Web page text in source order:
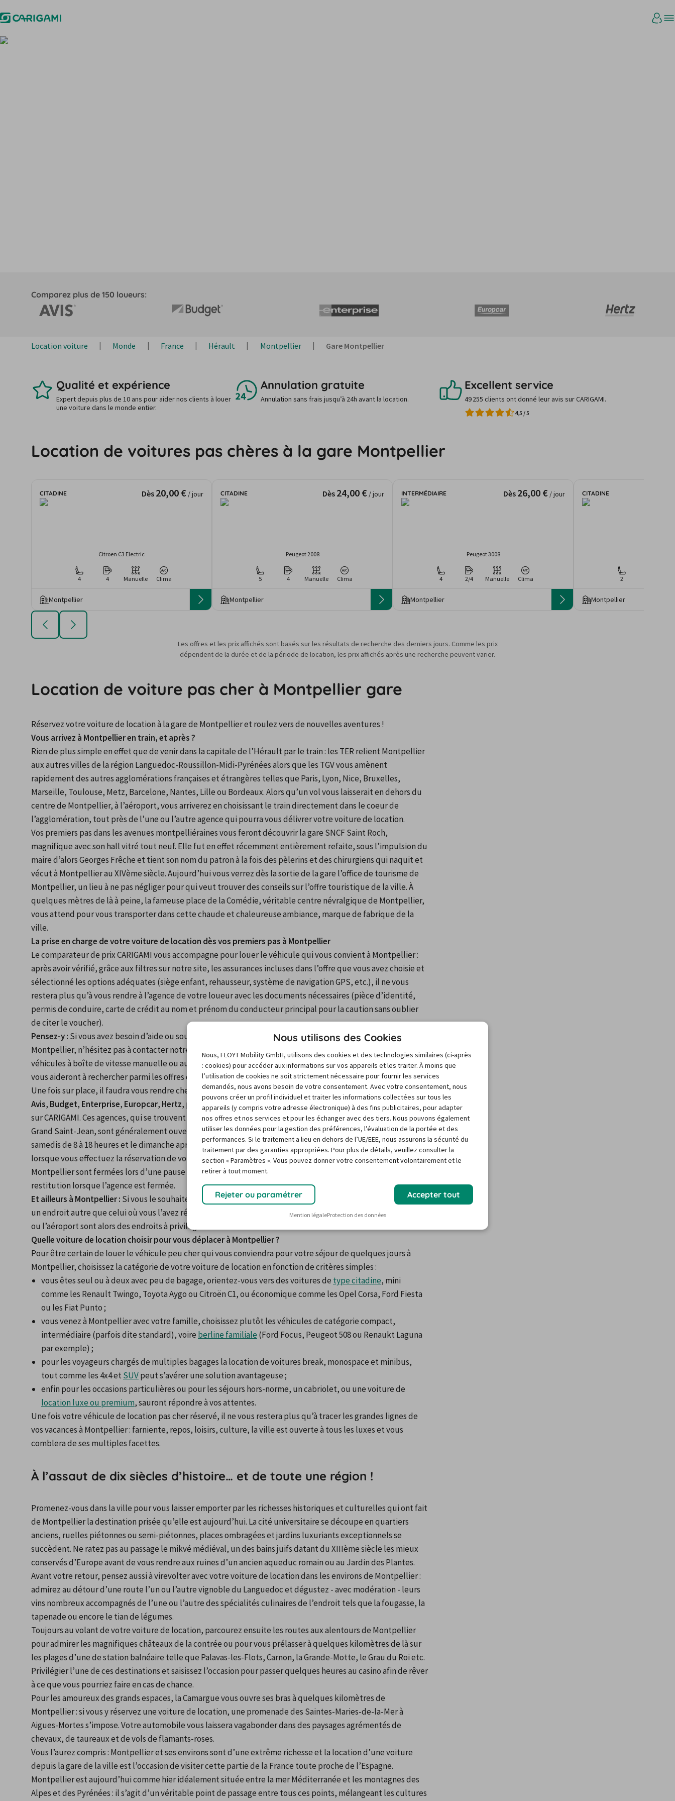
Comparez plus de 150 loueurs:
Location voiture Monde France Hérault Montpellier Gare Montpellier
Qualité et expérience
Expert depuis plus de 10 ans pour aider nos clients à louer
une voiture dans le monde entier.
Annulation gratuite
Annulation sans frais jusqu’à 24h avant la location.
Excellent service
49 255 clients ont donné leur avis sur CARIGAMI.
4,5 /5
Location de voitures pas chères à la gare Montpellier
CITADINE Dès 20,00 € / jour
Citroen C3 Electric
4 4 Manuelle Clima
Montpellier
CITADINE Dès 24,00 € / jour
Peugeot 2008
5 4 Manuelle Clima
Montpellier
INTERMÉDIAIRE Dès 26,00 € / jour
Peugeot 3008
4 2/4 Manuelle Clima
Montpellier
CITADINE
2
Montpellier
Les offres et les prix affichés sont basés sur les résultats de recherche des derniers jours. Comme les prix
dépendent de la durée et de la période de location, les prix affichés après une recherche peuvent varier.
Location de voiture pas cher à Montpellier gare
Réservez votre voiture de location à la gare de Montpellier et roulez vers de nouvelles aventures !
Vous arrivez à Montpellier en train, et après ?
Rien de plus simple en effet que de venir dans la capitale de l’Hérault par le train : les TER relient Montpellier
aux autres villes de la région Languedoc-Roussillon-Midi-Pyrénées alors que les TGV vous amènent
rapidement des autres agglomérations françaises et étrangères telles que Paris, Lyon, Nice, Bruxelles,
Marseille, Toulouse, Metz, Barcelone, Nantes, Lille ou Bordeaux. Alors qu’un vol vous laisserait en dehors du
centre de Montpellier, à l’aéroport, vous arriverez en choisissant le train directement dans le coeur de
l’agglomération, tout près de l’une ou l’autre agence qui pourra vous délivrer votre voiture de location.
Vos premiers pas dans les avenues montpelliéraines vous feront découvrir la gare SNCF Saint Roch,
magnifique avec son hall vitré tout neuf. Elle fut en effet récemment entièrement refaite, sous l’impulsion du
maire d’alors Georges Frêche et tient son nom du patron à la fois des pèlerins et des chirurgiens qui naquit et
vécut à Montpellier au XIVème siècle. Aujourd’hui vous verrez dès la sortie de la gare l’office de tourisme de
Montpellier, un lieu à ne pas négliger pour qui veut trouver des conseils sur l’offre touristique de la ville. À
quelques mètres de là à peine, la fameuse place de la Comédie, véritable centre névralgique de Montpellier,
vous attend pour vous transporter dans cette chaude et chaleureuse ambiance, marque de fabrique de la
ville.
La prise en charge de votre voiture de location dès vos premiers pas à Montpellier
Le comparateur de prix CARIGAMI vous accompagne pour louer le véhicule qui vous convient à Montpellier :
après avoir vérifié, grâce aux filtres sur notre site, les assurances incluses dans l’offre que vous avez choisie et
sélectionné les options adéquates (siège enfant, rehausseur, système de navigation GPS, etc.), il ne vous
restera plus qu’à vous rendre à l’agence de votre loueur avec les documents nécessaires (pièce d’identité,
permis de conduire, carte de crédit au nom et prénom du conducteur principal pour la caution sans oublier
de citer le voucher).
Pensez-y : Si vous avez besoin d’aide ou souhaitez des informations complémentaires avant de partir pour
Montpellier, n’hésitez pas à contacter notre service clientèle : assurance, kilométrage illimité, air conditionné,
véhicules à boîte de vitesse manuelle ou automatique, nos conseillers, experts dans les locations de voiture,
vous aideront à rechercher parmi les offres celle à petit prix qui vous convient.
Une fois sur place, il faudra vous rendre chez un des loueurs présents à la gare sncf de Montpellier (Alamo ,
Avis, Budget, Enterprise, Europcar, Hertz, par exemple) pour récupérer votre voiture de location réservée
sur CARIGAMI. Ces agences, qui se trouvent dans l’espace loueurs de la gare, place Auguste Gibert ou rue
Grand Saint-Jean, sont généralement ouvertes du lundi au vendredi entre 8 heures et 19 ou 20 heures, les
samedis de 8 à 18 heures et le dimanche après-midi. Faites attention aux horaires d’ouverture de votre loueur
lorsque vous effectuez la réservation de votre voiture de location : certaines agences présentes à la gare de
Montpellier sont fermées lors d’une pause déjeuner, et toutes n’ont pas une boîte à clef permettant une
restitution lorsque l’agence est fermée.
Et ailleurs à Montpellier : Si vous le souhaitez, vous pouvez, naturellement, rendre votre voiture de location à
un endroit autre que celui où vous l’avez récupéré. Les autres agences à proximité du centre de Montpellier
ou l’aéroport sont alors des endroits à privilégier.
Quelle voiture de location choisir pour vous déplacer à Montpellier ?
Pour être certain de louer le véhicule peu cher qui vous conviendra pour votre séjour de quelques jours à
Montpellier, choisissez la catégorie de votre voiture de location en fonction de critères simples :
vous êtes seul ou à deux avec peu de bagage, orientez-vous vers des voitures de type citadine, mini
comme les Renault Twingo, Toyota Aygo ou Citroën C1, ou économique comme les Opel Corsa, Ford Fiesta
ou les Fiat Punto ;
vous venez à Montpellier avec votre famille, choisissez plutôt les véhicules de catégorie compact,
intermédiaire (parfois dite standard), voire berline familiale (Ford Focus, Peugeot 508 ou Renaukt Laguna
par exemple) ;
pour les voyageurs chargés de multiples bagages la location de voitures break, monospace et minibus,
tout comme les 4x4 et SUV peut s’avérer une solution avantageuse ;
enfin pour les occasions particulières ou pour les séjours hors-norme, un cabriolet, ou une voiture de
location luxe ou premium, sauront répondre à vos attentes.
Une fois votre véhicule de location pas cher réservé, il ne vous restera plus qu’à tracer les grandes lignes de
vos vacances à Montpellier : farniente, repos, loisirs, culture, la ville est ouverte à tous les luxes et vous
comblera de ses multiples facettes.
À l’assaut de dix siècles d’histoire… et de toute une région !
Promenez-vous dans la ville pour vous laisser emporter par les richesses historiques et culturelles qui ont fait
de Montpellier la destination prisée qu’elle est aujourd’hui. La cité universitaire se découpe en quartiers
anciens, ruelles piétonnes ou semi-piétonnes, places ombragées et jardins luxuriants exceptionnels se
succèdent. Ne ratez pas au passage le mikvé médiéval, un des bains juifs datant du XIIIème siècle les mieux
conservés d’Europe avant de vous rendre aux ruines d’un ancien aqueduc romain ou au Jardin des Plantes.
Avant votre retour, pensez aussi à virevolter avec votre voiture de location dans les environs de Montpellier :
admirez au détour d’une route l’un ou l’autre vignoble du Languedoc et dégustez - avec modération - leurs
vins nombreux accompagnés de l’une ou l’autre des spécialités culinaires de l’endroit tels que la fougasse, la
tapenade ou encore le tian de légumes.
Toujours au volant de votre voiture de location, parcourez ensuite les routes aux alentours de Montpellier
pour admirer les magnifiques châteaux de la contrée ou pour vous prélasser à quelques kilomètres de là sur
les plages d’une de station balnéaire telle que Palavas-les-Flots, Carnon, la Grande-Motte, le Grau du Roi etc.
Privilégier l’une de ces destinations et saisissez l’occasion pour passer quelques heures au casino afin de rêver
à ce que vous pourriez faire en cas de chance.
Pour les amoureux des grands espaces, la Camargue vous ouvre ses bras à quelques kilomètres de
Montpellier : si vous y réservez une voiture de location, une promenade des Saintes-Maries-de-la-Mer à
Aigues-Mortes s’impose. Votre automobile vous laissera vagabonder dans des paysages agrémentés de
chevaux, de taureaux et de vols de flamants-roses.
Vous l’aurez compris : Montpellier et ses environs sont d’une extrême richesse et la location d’une voiture
depuis la gare de la ville est l’occasion de visiter cette partie de la France toute proche de l’Espagne.
Montpellier est aujourd’hui comme hier idéalement située entre la mer Méditerranée et les montagnes des
Alpes et des Pyrénées : il s’agit d’un véritable point de passage entre tous ces points, mélangeant les cultures
Nous utilisons des Cookies
Nous, FLOYT Mobility GmbH, utilisons des cookies et des technologies similaires (ci-après
: cookies) pour accéder aux informations sur vos appareils et les traiter. À moins que
l’utilisation de cookies ne soit strictement nécessaire pour fournir les services
demandés, nous avons besoin de votre consentement. Avec votre consentement, nous
pouvons créer un profil individuel et traiter les informations collectées sur tous les
appareils (y compris votre adresse électronique) à des fins publicitaires, pour adapter
nos offres et nos services et pour les échanger avec des tiers. Nous pouvons également
utiliser les données pour la gestion des préférences, l’évaluation de la portée et des
performances. Si le traitement a lieu en dehors de l’UE/EEE, nous assurons la sécurité du
traitement par des garanties appropriées. Pour plus de détails, veuillez consulter la
section « Paramètres ». Vous pouvez donner votre consentement volontairement et le
retirer à tout moment.
Rejeter ou paramétrer Accepter tout
Mention légaleProtection des données